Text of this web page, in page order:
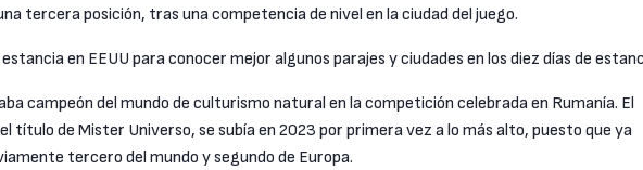
tercera posición, tras una competencia de nivel en la ciudad del juego.
en EEUU para conocer mejor algunos parajes y ciudades en los diez días de
campeón del mundo de culturismo natural en la competición celebrada en Rumanía. El
título de Mister Universo, se subía en 2023 por primera vez a lo más alto, puesto que ya
tercero del mundo y segundo de Europa.